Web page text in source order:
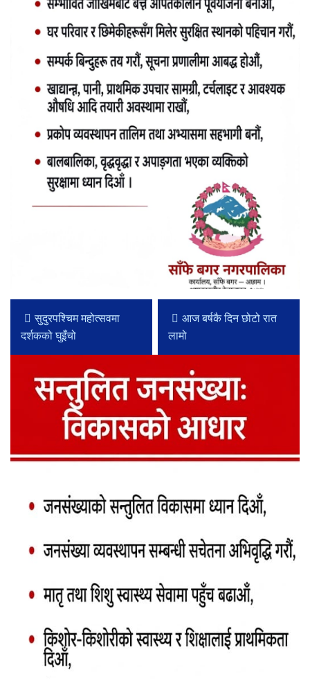
सुदुरपश्चिम महोत्सवमा
दर्शकको घुइँचो
आज बर्षकै दिन छोटो रात
लामो